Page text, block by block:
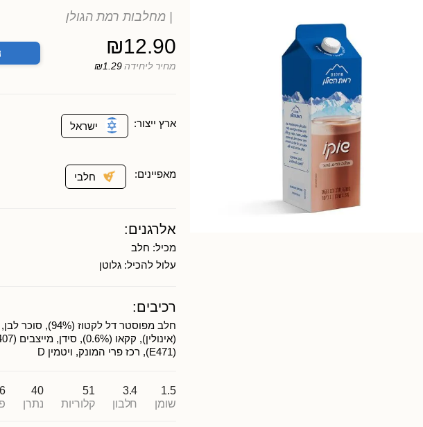
| מחלבות רמת הגולן
₪12.90
מחיר ליחידה ₪1.29
ארץ ייצור: ישראל
מאפיינים: חלבי
אלרגנים:
מכיל: חלב
עלול להכיל: גלוטן
רכיבים:
חלב מפוסטר דל לקטוז
(E471), רכז פרי המונק, ויטמין D
1.5
שומן
3.4
חלבון
51
קלוריות
40
נתרן
6